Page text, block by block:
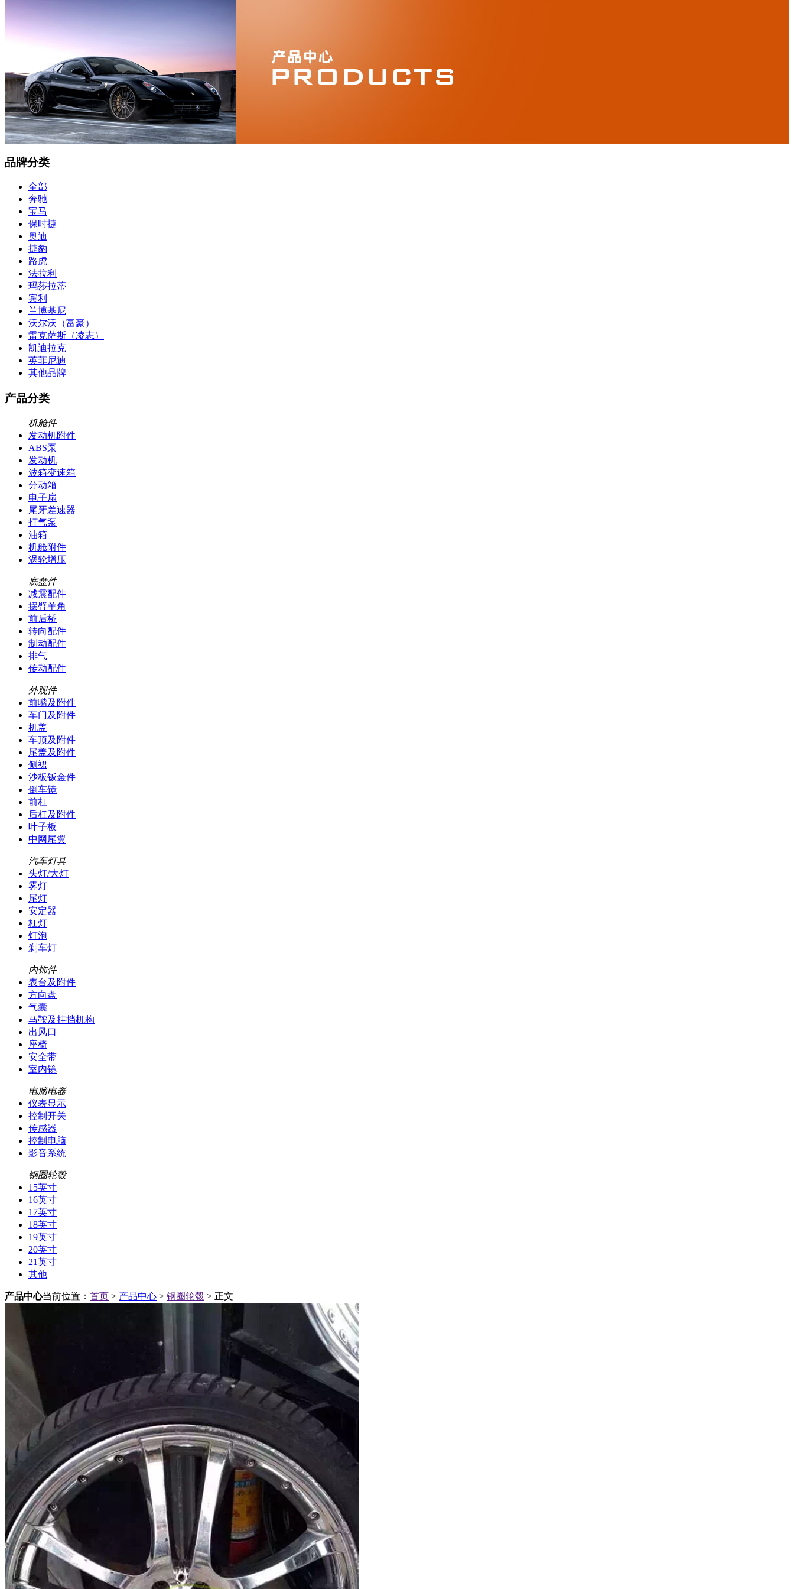
品牌分类
全部
奔驰
宝马
保时捷
奥迪
捷豹
路虎
法拉利
玛莎拉蒂
宾利
兰博基尼
沃尔沃（富豪）
雷克萨斯（凌志）
凯迪拉克
英菲尼迪
其他品牌
产品分类
机舱件
发动机附件
ABS泵
发动机
波箱变速箱
分动箱
电子扇
尾牙差速器
打气泵
油箱
机舱附件
涡轮增压
底盘件
减震配件
摆臂羊角
前后桥
转向配件
制动配件
排气
传动配件
外观件
前嘴及附件
车门及附件
机盖
车顶及附件
尾盖及附件
侧裙
沙板钣金件
倒车镜
前杠
后杠及附件
叶子板
中网尾翼
汽车灯具
头灯/大灯
雾灯
尾灯
安定器
杠灯
灯泡
刹车灯
内饰件
表台及附件
方向盘
气囊
马鞍及挂挡机构
出风口
座椅
安全带
室内镜
电脑电器
仪表显示
控制开关
传感器
控制电脑
影音系统
钢圈轮毂
15英寸
16英寸
17英寸
18英寸
19英寸
20英寸
21英寸
其他
产品中心当前位置： 首页 > 产品中心 > 钢圈轮毂 > 正文